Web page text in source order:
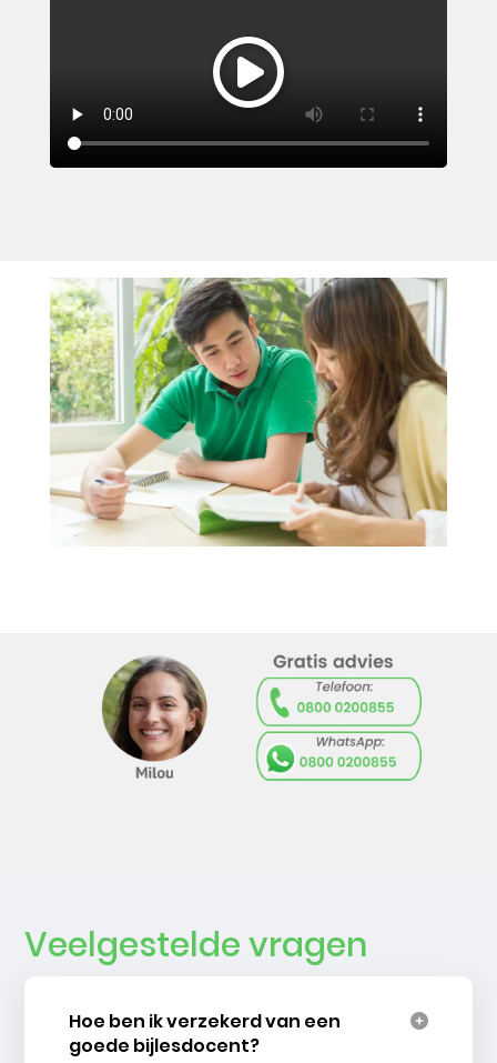
Veelgestelde vragen
Hoe ben ik verzekerd van een
goede bijlesdocent?